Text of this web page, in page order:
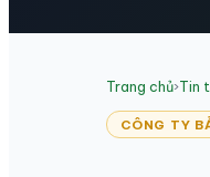
Trang chủ›Tin
CÔNG TY